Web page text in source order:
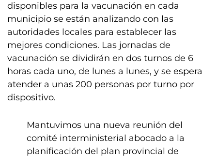
disponibles para la vacunación en cada
municipio se están analizando con las
autoridades locales para establecer las
mejores condiciones. Las jornadas de
vacunación se dividirán en dos turnos de 6
horas cada uno, de lunes a lunes, y se espera
atender a unas 200 personas por turno por
dispositivo.
Mantuvimos una nueva reunión del
comité interministerial abocado a la
planificación del plan provincial de